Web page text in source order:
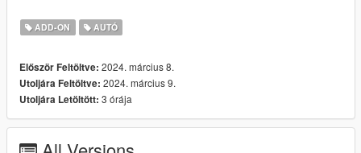
changing colors
seats perfectly
working handling
__________________________________________________
_____________________
ADD-ON AUTÓ
Először Feltöltve: 2024. március 8.
Utoljára Feltöltve: 2024. március 9.
Utoljára Letöltött: 3 órája